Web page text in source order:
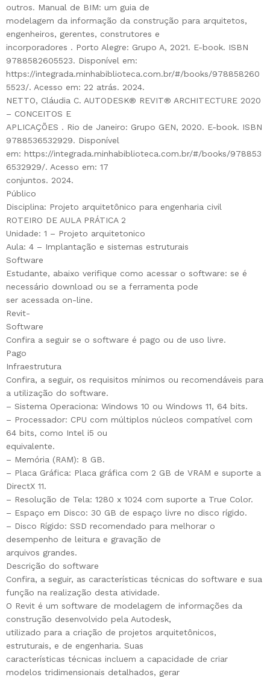
outros. Manual de BIM: um guia de
modelagem da informação da construção para arquitetos,
engenheiros, gerentes, construtores e
incorporadores . Porto Alegre: Grupo A, 2021. E-book. ISBN
9788582605523. Disponível em:
https://integrada.minhabiblioteca.com.br/#/books/978858260
5523/. Acesso em: 22 atrás. 2024.
NETTO, Cláudia C. AUTODESK® REVIT® ARCHITECTURE 2020
– CONCEITOS E
APLICAÇÕES . Rio de Janeiro: Grupo GEN, 2020. E-book. ISBN
9788536532929. Disponível
em: https://integrada.minhabiblioteca.com.br/#/books/978853
6532929/. Acesso em: 17
conjuntos. 2024.
Público
Disciplina: Projeto arquitetônico para engenharia civil
ROTEIRO DE AULA PRÁTICA 2
Unidade: 1 – Projeto arquitetonico
Aula: 4 – Implantação e sistemas estruturais
Software
Estudante, abaixo verifique como acessar o software: se é
necessário download ou se a ferramenta pode
ser acessada on-line.
Revit-
Software
Confira a seguir se o software é pago ou de uso livre.
Pago
Infraestrutura
Confira, a seguir, os requisitos mínimos ou recomendáveis para
a utilização do software.
– Sistema Operaciona: Windows 10 ou Windows 11, 64 bits.
– Processador: CPU com múltiplos núcleos compatível com
64 bits, como Intel i5 ou
equivalente.
– Memória (RAM): 8 GB.
– Placa Gráfica: Placa gráfica com 2 GB de VRAM e suporte a
DirectX 11.
– Resolução de Tela: 1280 x 1024 com suporte a True Color.
– Espaço em Disco: 30 GB de espaço livre no disco rígido.
– Disco Rígido: SSD recomendado para melhorar o
desempenho de leitura e gravação de
arquivos grandes.
Descrição do software
Confira, a seguir, as características técnicas do software e sua
função na realização desta atividade.
O Revit é um software de modelagem de informações da
construção desenvolvido pela Autodesk,
utilizado para a criação de projetos arquitetônicos,
estruturais, e de engenharia. Suas
características técnicas incluem a capacidade de criar
modelos tridimensionais detalhados, gerar